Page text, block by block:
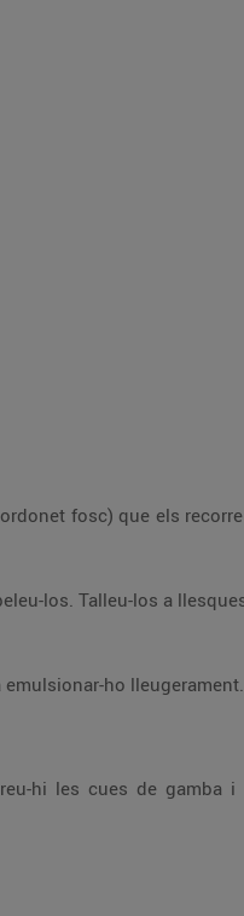
blanc, fins a emulsionar-ho lleugerament.